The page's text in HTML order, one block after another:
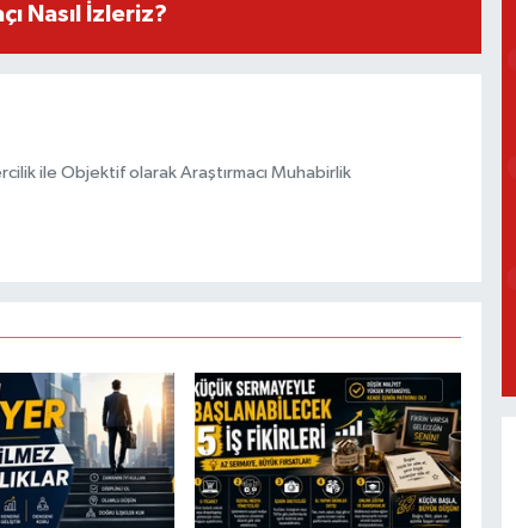
Nasıl İzleriz?
ile Objektif olarak Araştırmacı Muhabirlik